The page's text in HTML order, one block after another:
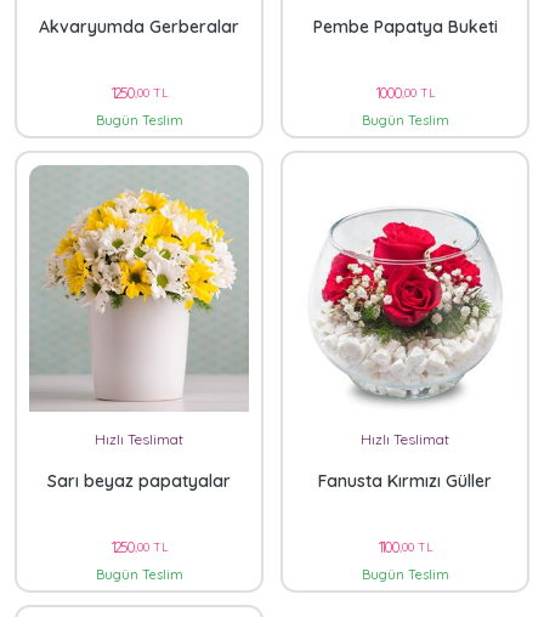
Akvaryumda Gerberalar
1250,00 TL
Bugün Teslim
Pembe Papatya Buketi
1000,00 TL
Bugün Teslim
Hızlı Teslimat
Sarı beyaz papatyalar
1250,00 TL
Bugün Teslim
Hızlı Teslimat
Fanusta Kırmızı Güller
1100,00 TL
Bugün Teslim